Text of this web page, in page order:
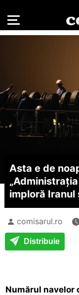
Asta e de
imploră Iranul
comisarul.ro
Distribuie
Numărul navelor